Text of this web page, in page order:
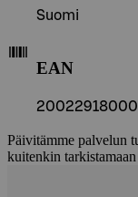
Suomi
EAN
Päivitämme palvelun
kuitenkin